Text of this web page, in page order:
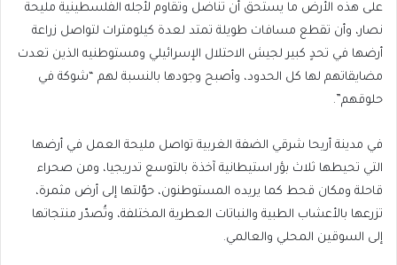
On
12/5/2026
على هذه الأرض ما يستحق أن تناضل وتقاوم لأجله الفلسطينية مليحة
نصار، وأن تقطع مسافات طويلة تمتد لعدة كيلومترات لتواصل زراعة
أرضها في تحدٍ كبير لجيش الاحتلال الإسرائيلي ومستوطنيه الذين تعدت
مضايقاتهم لها كل الحدود، وأصبح وجودها بالنسبة لهم “شوكة في
حلوقهم”.
في مدينة أريحا شرقي الضفة الغربية تواصل مليحة العمل في أرضها
التي تحيطها ثلاث بؤر استيطانية آخذة بالتوسع تدريجيا، ومن صحراء
قاحلة ومكان قحط كما يريده المستوطنون، حوّلتها إلى أرض مثمرة،
تزرعها بالأعشاب الطبية والنباتات العطرية المختلفة، وتُصدّر منتجاتها
إلى السوقين المحلي والعالمي.